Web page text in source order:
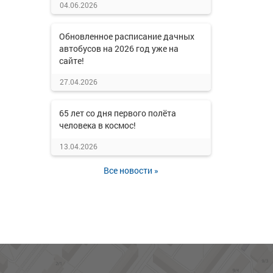
04.06.2026
Обновленное расписание дачных
автобусов на 2026 год уже на
сайте!
27.04.2026
65 лет со дня первого полёта
человека в космос!
13.04.2026
Все новости »